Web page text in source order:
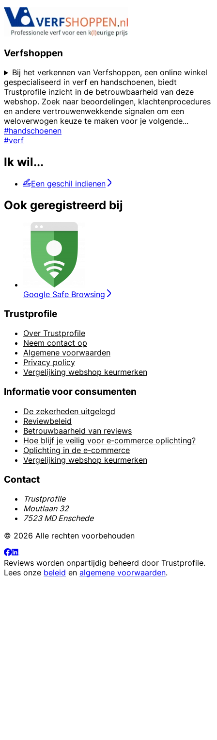
Verfshoppen
Bij het verkennen van Verfshoppen, een online winkel
gespecialiseerd in verf en handschoenen, biedt
Trustprofile inzicht in de betrouwbaarheid van deze
webshop. Zoek naar beoordelingen, klachtenprocedures
en andere vertrouwenwekkende signalen om een
weloverwogen keuze te maken voor je volgende...
#handschoenen
#verf
Ik wil...
Een geschil indienen
Ook geregistreerd bij
Google Safe Browsing
Trustprofile
Over Trustprofile
Neem contact op
Algemene voorwaarden
Privacy policy
Vergelijking webshop keurmerken
Informatie voor consumenten
De zekerheden uitgelegd
Reviewbeleid
Betrouwbaarheid van reviews
Hoe blijf je veilig voor e-commerce oplichting?
Oplichting in de e-commerce
Vergelijking webshop keurmerken
Contact
Trustprofile
Moutlaan 32
7523 MD Enschede
© 2026 Alle rechten voorbehouden
Reviews worden onpartijdig beheerd door Trustprofile.
Lees onze beleid en algemene voorwaarden.